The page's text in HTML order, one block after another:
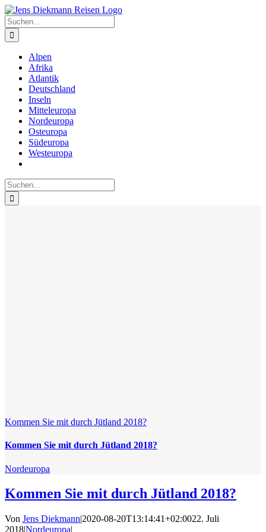
Zum
Inhalt
springen
Suche
nach:
Alpen
Afrika
Atlantik
Deutschland
Inseln
Mitteleuropa
Nordeuropa
Osteuropa
Südeuropa
Westeuropa
Suche
nach:
Kommen Sie mit durch Jütland 2018?
Kommen Sie mit durch Jütland 2018?
Nordeuropa
Kommen Sie mit durch Jütland 2018?
Von Jens Diekmann|2020-08-20T13:14:41+02:0022. Juli
2018|Nordeuropa|